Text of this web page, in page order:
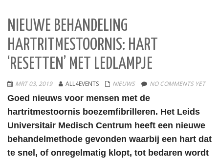
NIEUWE BEHANDELING
HARTRITMESTOORNIS: HART
‘RESETTEN’ MET LEDLAMPJE
MRT 03, 2019 ALL4EVENTS NIEUWS NO COMMENTS YET
Goed nieuws voor mensen met de
hartritmestoornis boezemfibrilleren. Het Leids
Universitair Medisch Centrum heeft een nieuwe
behandelmethode gevonden waarbij een hart dat
te snel, of onregelmatig klopt, tot bedaren wordt